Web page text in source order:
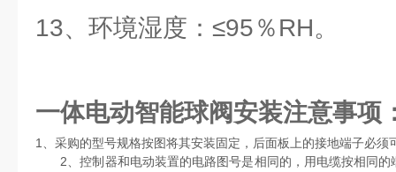
13、环境湿度：≤95％RH。
一体电动智能球阀安装注意事项
1、采购的型号规格按图将其安装固定，后面板上的接地端子必须
2、控制器和电动装置的电路图号是相同的，用电缆按相同的